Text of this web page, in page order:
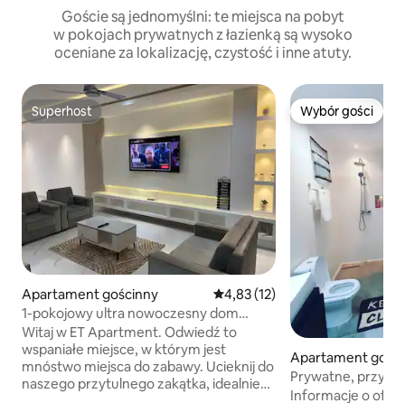
Goście są jednomyślni: te miejsca na pobyt
w pokojach prywatnych z łazienką są wysoko
oceniane za lokalizację, czystość i inne atuty.
Superhost
Superhost
Apartament gościnny Średnia ocena: 4,83 na 5,
4,83 (12)
1-pokojowy ultra nowoczesny dom
w Gbawe
Witaj w ET Apartment. Odwiedź to
wspaniałe miejsce, w którym jest
mnóstwo miejsca do zabawy. Ucieknij do
naszego przytulnego zakątka, idealnie
Wybór gości
Wybór gości
Apartament
ra
Prywatne,
i ekskluzywne
Informacje o